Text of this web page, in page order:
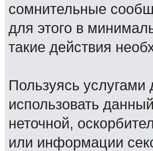
сомнительные
для этого в
такие действия
Пользуясь
использовать
неточной,
или информации